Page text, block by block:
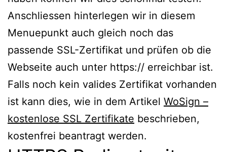
Anschliessen hinterlegen wir in diesem
Menuepunkt auch gleich noch das
passende SSL-Zertifikat und prüfen ob die
Webseite auch unter https:// erreichbar ist.
Falls noch kein valides Zertifikat vorhanden
ist kann dies, wie in dem Artikel WoSign –
kostenlose SSL Zertifikate beschrieben,
kostenfrei beantragt werden.